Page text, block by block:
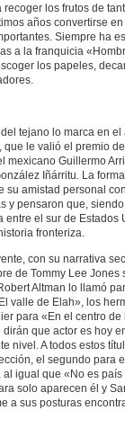
los frutos de
años convertirse
Siempre ha
a la franquicia
los papeles,
tejano lo marca en
le valió el premio
mexicano Guillermo
Iñárritu. La
su amistad personal
y pensaron que,
entre el sur de Estados
fronteriza.
con su narrativa
de Tommy Lee Jones
Altman lo llamó
valle de Elah», los
para «En el centro
que actor es hoy
nivel. A todos estos
el segundo para
igual que «No es
solo aparecen él y
a sus posturas